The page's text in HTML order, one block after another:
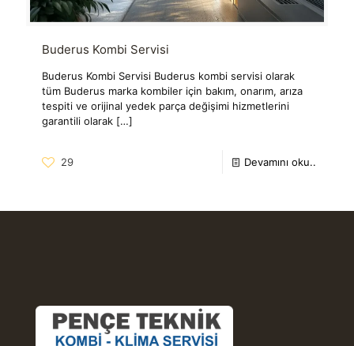
Buderus Kombi Servisi
Buderus Kombi Servisi Buderus kombi servisi olarak
tüm Buderus marka kombiler için bakım, onarım, arıza
tespiti ve orijinal yedek parça değişimi hizmetlerini
garantili olarak […]
29 Devamını oku..